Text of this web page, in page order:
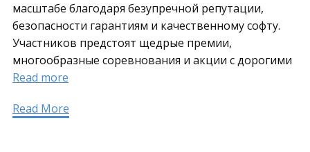
масштабе благодаря безупречной репутации,
безопасности гарантиям и качественному софту.
Участников предстоят щедрые премии,
многообразные соревнования и акции с дорогими
Read more
Read More